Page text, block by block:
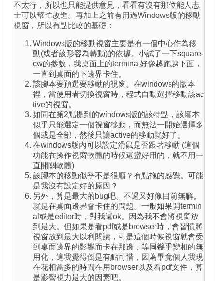
不太行，所以也只能提供意見，看看有沒有那位能人志
士可以幫忙改進。再加上之前有用過Windows版的移動
視窗，所以有點比較的基礎：
Windows版的移動視窗主要是有一個中心作為移
動(或者該形容為轉動)的依據。小試了一下square-
cw的參數，我桌面上的terminal好像越跑越下面，
一直到桌面的下邊界卡住。
該腳本要預選要移動的視窗。在windows的版本
裡，當使用者切換視窗時，程式自動選擇移動該ac
tive的視窗。
如同在第2點提到的windows版的該特點，該腳本
似乎只能選定一個視窗移動，而無法一開始選擇多
個或是全部，然後只讓active的移動就好了。
在windows版內可以設定滑鼠是否跟著移動 (這個
功能在操作視窗軟體的時候還蠻好用的，就不用一
直開關軟體)
該腳本的移動似乎不是很順？有點拖的感覺。可能
是我沒有設定好的原因？
另外，算是最大的bug吧。不過又好像目前無解。
就是在桌面邊界會卡住的問題。一般如果開termin
al或是editor時，對我還ok。因為我不會將視窗放
到最大。但如果是看pdf或是browser時，會習慣將
視窗放到最大以利閱讀，可是這個時候視窗就會受
到桌面邊界的影響而卡在那邊，等同幾乎變相的無
用化，這我覺得倒是有點可惜，因為畢竟個人我現
在花相當多的時間在用browser以及看pdf文件，算
是影響視力最大的因素吧。